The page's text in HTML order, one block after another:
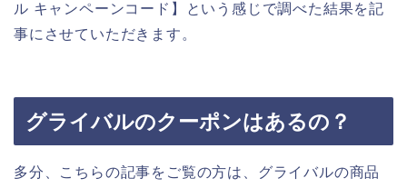
ル キャンペーンコード】という感じで調べた結果を記
事にさせていただきます。
グライバルのクーポンはあるの？
多分、こちらの記事をご覧の方は、グライバルの商品